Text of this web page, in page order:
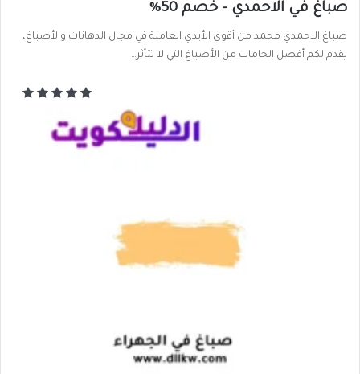
صباغ في الاحمدي – خصم 50%
صباغ الاحمدي محمد من أقوى الأيدي العاملة في مجال الدهانات والأصباغ،
يقدم لكم أفضل الخامات من الأصباغ التي لا تتأثر…